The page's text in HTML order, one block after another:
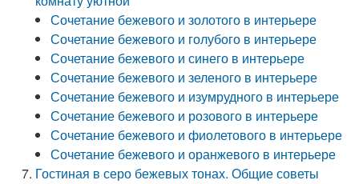
Сочетание бежевого и золотого в интерьере
Сочетание бежевого и голубого в интерьере
Сочетание бежевого и синего в интерьере
Сочетание бежевого и зеленого в интерьере
Сочетание бежевого и изумрудного в интерьере
Сочетание бежевого и розового в интерьере
Сочетание бежевого и фиолетового в интерьере
Сочетание бежевого и оранжевого в интерьере
Гостиная в серо бежевых тонах. Общие советы